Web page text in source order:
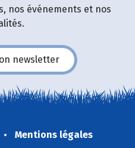
nos événements et nos
newsletter
Mentions légales